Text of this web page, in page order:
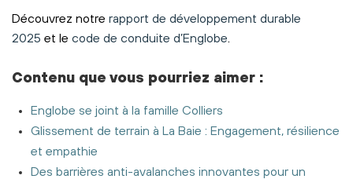
Découvrez notre rapport de développement durable
2025 et le code de conduite d’Englobe.
Contenu que vous pourriez aimer :
Englobe se joint à la famille Colliers
Glissement de terrain à La Baie : Engagement, résilience
et empathie
Des barrières anti-avalanches innovantes pour un